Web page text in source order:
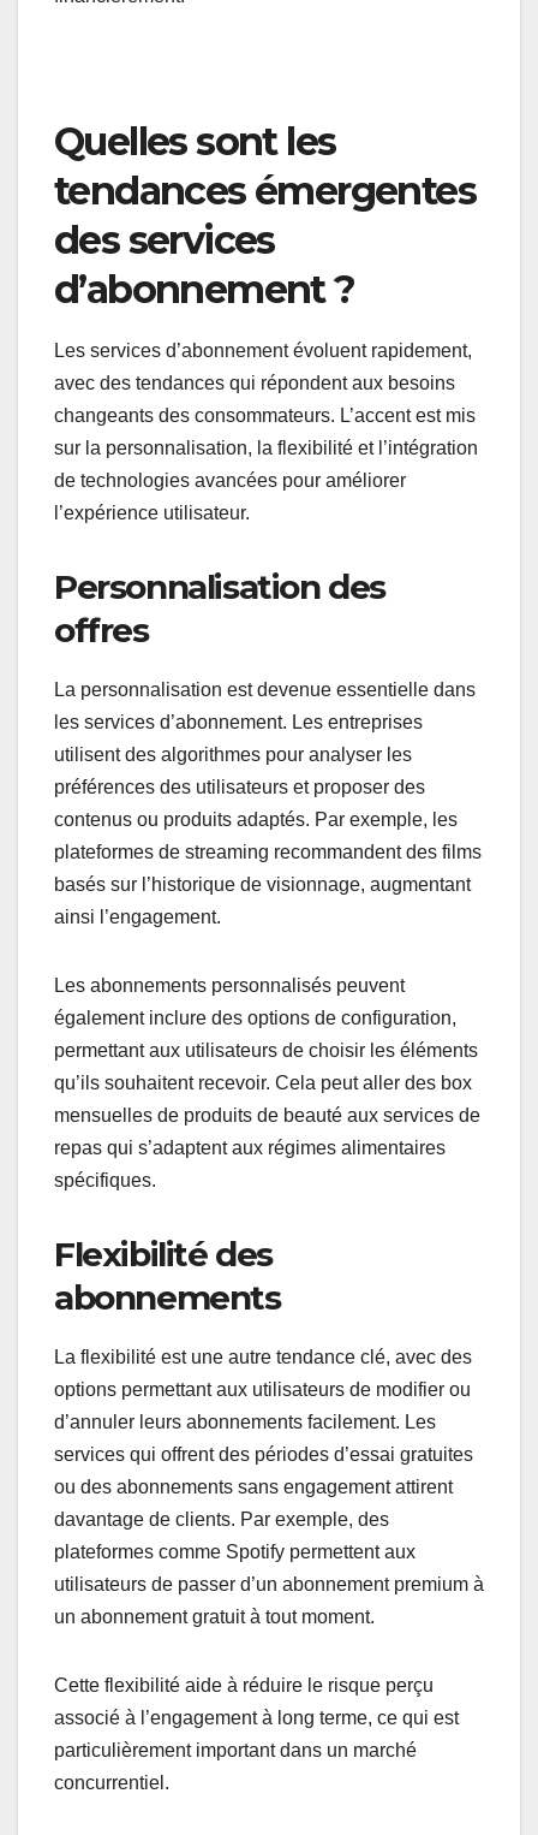
Quelles sont les
tendances émergentes
des services
d’abonnement ?
Les services d’abonnement évoluent rapidement,
avec des tendances qui répondent aux besoins
changeants des consommateurs. L’accent est mis
sur la personnalisation, la flexibilité et l’intégration
de technologies avancées pour améliorer
l’expérience utilisateur.
Personnalisation des
offres
La personnalisation est devenue essentielle dans
les services d’abonnement. Les entreprises
utilisent des algorithmes pour analyser les
préférences des utilisateurs et proposer des
contenus ou produits adaptés. Par exemple, les
plateformes de streaming recommandent des films
basés sur l’historique de visionnage, augmentant
ainsi l’engagement.
Les abonnements personnalisés peuvent
également inclure des options de configuration,
permettant aux utilisateurs de choisir les éléments
qu’ils souhaitent recevoir. Cela peut aller des box
mensuelles de produits de beauté aux services de
repas qui s’adaptent aux régimes alimentaires
spécifiques.
Flexibilité des
abonnements
La flexibilité est une autre tendance clé, avec des
options permettant aux utilisateurs de modifier ou
d’annuler leurs abonnements facilement. Les
services qui offrent des périodes d’essai gratuites
ou des abonnements sans engagement attirent
davantage de clients. Par exemple, des
plateformes comme Spotify permettent aux
utilisateurs de passer d’un abonnement premium à
un abonnement gratuit à tout moment.
Cette flexibilité aide à réduire le risque perçu
associé à l’engagement à long terme, ce qui est
particulièrement important dans un marché
concurrentiel.